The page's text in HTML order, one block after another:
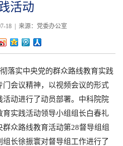
活动
18 | 来源：党委办公室
落实中央党的群众路线教育实践
会议精神，以视频会议的形式
动进行了动员部署。中科院院
实践活动领导小组组长白春礼
众路线教育活动第28督导组组
长徐振寰对督导组工作进行了